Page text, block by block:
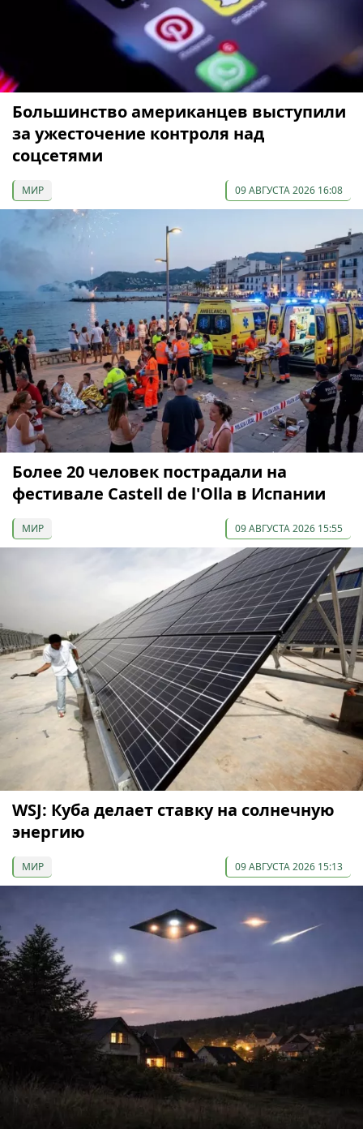
Большинство американцев выступили
за ужесточение контроля над
соцсетями
МИР 09 АВГУСТА 2026 16:08
Более 20 человек пострадали на
фестивале Castell de l'Olla в Испании
МИР 09 АВГУСТА 2026 15:55
WSJ: Куба делает ставку на солнечную
энергию
МИР 09 АВГУСТА 2026 15:13